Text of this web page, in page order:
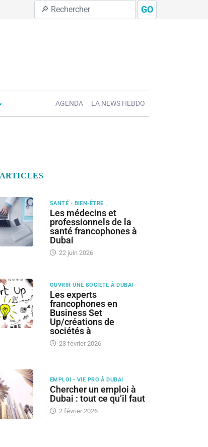
GO
AGENDA LA NEWS HEBDO
SANTÉ - BIEN-ÊTRE
Les médecins et
professionnels de la
santé francophones à
Dubai
22 juin 2026
OUVRIR UNE SOCIETE À DUBAI
Les experts
francophones en
Business Set
Up/créations de
sociétés à
23 février 2026
EMPLOI - VIE PRO À DUBAI
Chercher un emploi à
Dubai : tout ce qu’il faut
2 février 2026